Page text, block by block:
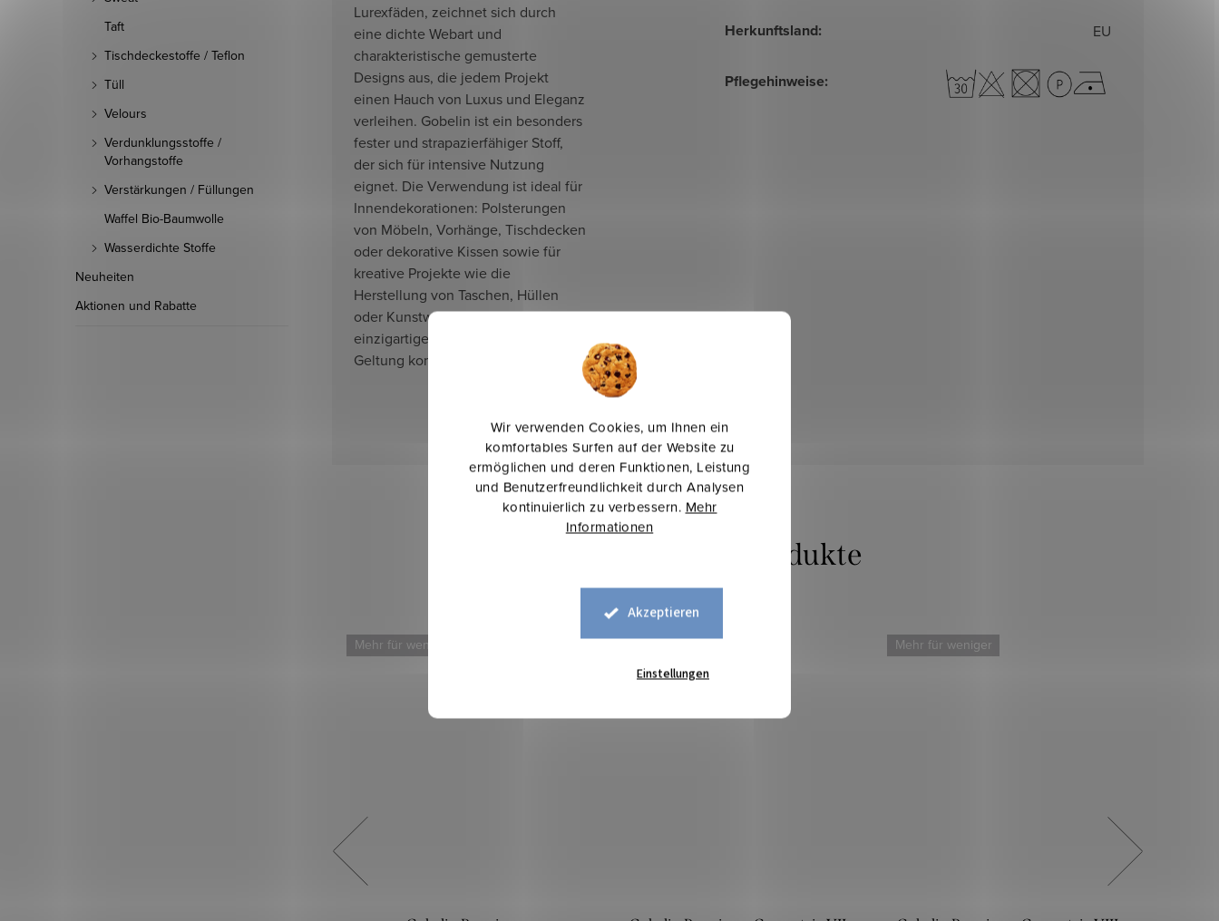
Wir verwenden Cookies, um Ihnen ein
komfortables Surfen auf der Website zu
ermöglichen und deren Funktionen, Leistung
und Benutzerfreundlichkeit durch Analysen
kontinuierlich zu verbessern. Mehr
Informationen
Akzeptieren
Einstellungen
Taft
Tischdeckestoffe / Teflon
Tüll
Velours
Verdunklungsstoffe /
Vorhangstoffe
Verstärkungen / Füllungen
Waffel Bio-Baumwolle
Wasserdichte Stoffe
Neuheiten
Aktionen und Rabatte
Lurexfäden, zeichnet sich durch
eine dichte Webart und
charakteristische gemusterte
Designs aus, die jedem Projekt
einen Hauch von Luxus und Eleganz
verleihen. Gobelin ist ein besonders
fester und strapazierfähiger Stoff,
der sich für intensive Nutzung
eignet. Die Verwendung ist ideal für
Innendekorationen: Polsterungen
von Möbeln, Vorhänge, Tischdecken
oder dekorative Kissen sowie für
kreative Projekte wie die
Herstellung von Taschen, Hüllen
oder Kunstwerken, bei denen die
einzigartige Struktur des Stoffes zur
Geltung kommt.
Herkunftsland: EU
Pflegehinweise:
Mehr für weniger Mehr für weniger Mehr für weniger